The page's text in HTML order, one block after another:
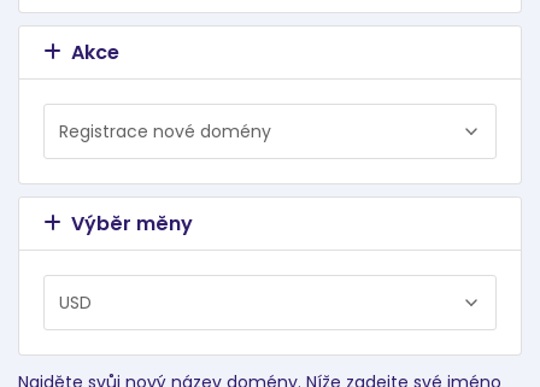
Akce
Výběr měny
Najděte svůj nový název domény. Níže zadejte své jméno